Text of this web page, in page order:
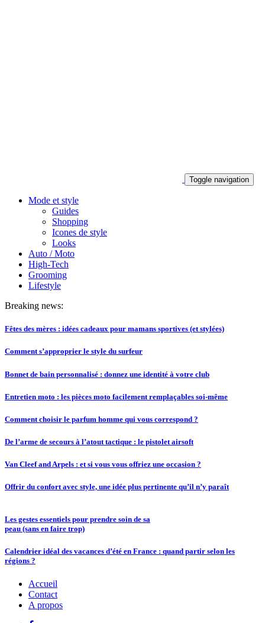
Toggle navigation
Mode et style
Guides
Shopping
Icones de style
Looks
Auto / Moto
High-Tech
Grooming
Lifestyle
Breaking news:
Fêtes des mères : idées cadeaux pour mamans sportives (et stylées)
Comment s’approprier le style du surfeur
Bonnet de bain personnalisé : donnez une identité à votre club
Entretien moto : les pièces moto facilement remplaçables soi-même
Comment choisir le parfum homme qui vous correspond ?
De l’arme de secours à l’atout tactique : le pistolet airsoft
Van Cleef and Arpels : et si vous vous offriez une occasion ?
Offrir du confort avec style, une idée plus pertinente qu’il n’y paraît
Les gestes essentiels pour prendre soin de sa
peau (sans en faire trop)
Calendrier idéal des vacances d’été en France : quand partir selon les
régions ?
Accueil
Contact
A propos